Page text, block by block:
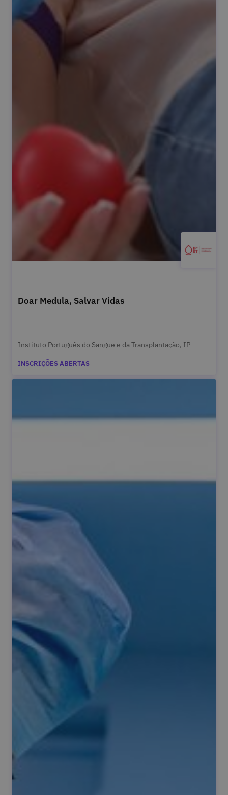
Doar Medula, Salvar Vidas
Instituto Português do Sangue e da Transplantação, IP
INSCRIÇÕES ABERTAS